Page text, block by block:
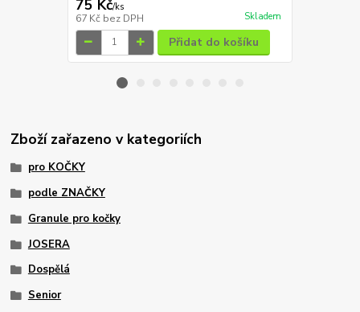
75 Kč/ks
67 Kč bez DPH Skladem
Přidat do košíku
Zboží zařazeno v kategoriích
pro KOČKY
podle ZNAČKY
Granule pro kočky
JOSERA
Dospělá
Senior